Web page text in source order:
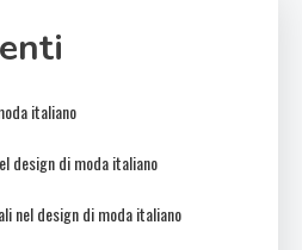
italiano
design di moda italiano
nel design di moda italiano